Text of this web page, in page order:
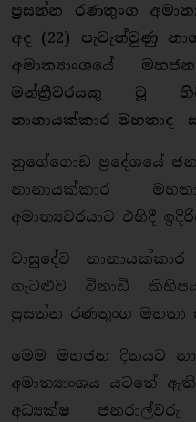
ප්‍රසන්න රණතුංග
අද (22) පැවැත්වුණු
අමාත්‍යාංශයේ
මන්ත්‍රීවරයකු වූ
නානායක්කාර මහතාද
නුගේගොඩ ප්‍රදේශයේ
නානායක්කාර
අමාත්‍යවරයාට එහිදී
වාසුදේව
ගැටළුව විනාඩි
ප්‍රසන්න රණතුංග
මෙම මහජන දිනයට
අමාත්‍යාංශය යටතේ
අධ්‍යක්ෂ ජනරාල්වරු